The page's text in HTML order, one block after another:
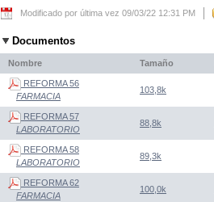
Modificado por última vez 09/03/22 12:31 PM
Documentos
Nombre Tamaño
REFORMA 56
FARMACIA
103,8k
REFORMA 57
LABORATORIO
88,8k
REFORMA 58
LABORATORIO
89,3k
REFORMA 62
FARMACIA
100,0k